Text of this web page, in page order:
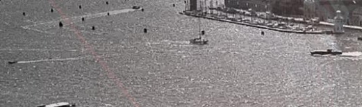
Unter dem Inhalt